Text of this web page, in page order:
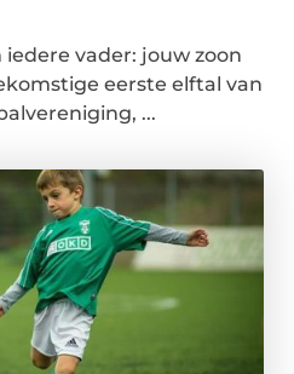
vader: jouw zoon
eerste elftal van
...